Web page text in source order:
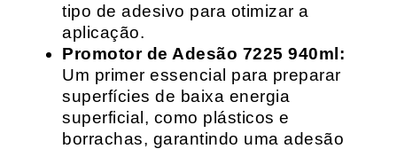
tipo de adesivo para otimizar a
aplicação.
Promotor de Adesão 7225 940ml:
Um primer essencial para preparar
superfícies de baixa energia
superficial, como plásticos e
borrachas, garantindo uma adesão